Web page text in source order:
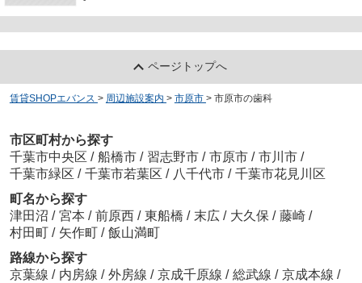
ページトップへ
賃貸SHOPエバンス > 周辺施設案内 > 市原市 > 市原市の歯科
市区町村から探す
千葉市中央区 / 船橋市 / 習志野市 / 市原市 / 市川市 /
千葉市緑区 / 千葉市若葉区 / 八千代市 / 千葉市花見川区
町名から探す
津田沼 / 宮本 / 前原西 / 東船橋 / 末広 / 大久保 / 藤崎 /
村田町 / 矢作町 / 飯山満町
路線から探す
京葉線 / 内房線 / 外房線 / 京成千原線 / 総武線 / 京成本線 /